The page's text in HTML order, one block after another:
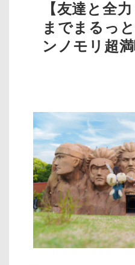
【友達と全
までまるっ
ンノモリ超